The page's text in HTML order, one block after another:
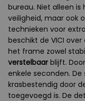
bureau. Niet alleen
veiligheid, maar ook
technieken voor
beschikt de VICI
het frame zowel
verstelbaar blijft.
enkele seconden.
krasbestendig door
toegevoegd is. De